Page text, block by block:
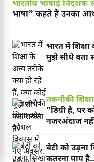
भारतीय भाषाई निर्देशक
भाषा” कहते हैं उनका
भारत में
मुझे सीधे बता
तकनीकी
“डिग्री है,
नजरअंदाज
बेटी को
कतरना पाप